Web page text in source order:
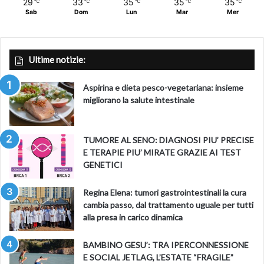
erano più elevati per osimertinib.
Gli eventi avversi di
per cento) e aumento dell’alanina transaminasi (7 per
cento).1La maggior parte degli eventi avversi si è
verificata all’inizio del trattamento. I risultati di altri studi
con amivantamab suggeriscono che l’implementazione di
misure profilattiche durante i primi quattro mesi di
trattamento può ridurre significativamente il rischio di
reazioni cutanee, reazioni correlate all’infusione ed eventi
tromboembolici venosi. 8,9,10,11
Lo studio MARIPOSA ha raggiunto il suo endpoint primario
nell’ottobre 2023, mostrando un miglioramento
statisticamente significativo e clinicamente rilevante della
sopravvivenza libera da progressione rispetto a
osimertinib.12,13
29 ℃
Sab
33 ℃
Dom
35 ℃
Lun
35 ℃
Mar
35 ℃
Mer
Ultime notizie:
Aspirina e dieta pesco-vegetariana: insieme
migliorano la salute intestinale
TUMORE AL SENO: DIAGNOSI PIU’ PRECISE
E TERAPIE PIU’ MIRATE GRAZIE AI TEST
GENETICI
Regina Elena: tumori gastrointestinali la cura
cambia passo, dal trattamento uguale per tutti
alla presa in carico dinamica
BAMBINO GESU’: TRA IPERCONNESSIONE
E SOCIAL JETLAG, L’ESTATE “FRAGILE”